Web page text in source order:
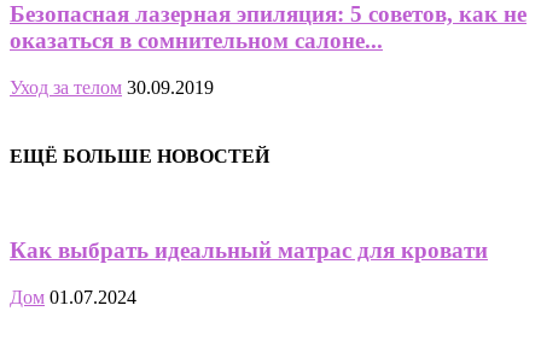
Безопасная лазерная эпиляция: 5 советов, как не
оказаться в сомнительном салоне...
Уход за телом 30.09.2019
ЕЩЁ БОЛЬШЕ НОВОСТЕЙ
Как выбрать идеальный матрас для кровати
Дом 01.07.2024